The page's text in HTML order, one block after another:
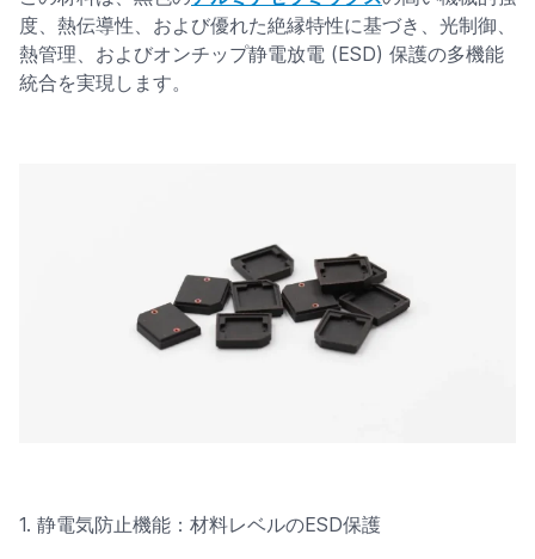
度、熱伝導性、および優れた絶縁特性に基づき、光制御、
熱管理、およびオンチップ静電放電 (ESD) 保護の多機能
統合を実現します。
1. 静電気防止機能：材料レベルのESD保護